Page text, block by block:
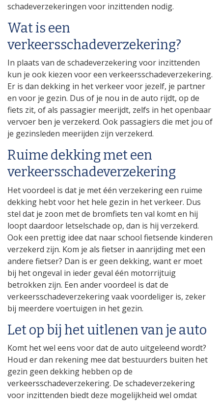
schadeverzekeringen voor inzittenden nodig.
Wat is een
verkeersschadeverzekering?
In plaats van de schadeverzekering voor inzittenden
kun je ook kiezen voor een verkeersschadeverzekering.
Er is dan dekking in het verkeer voor jezelf, je partner
en voor je gezin. Dus of je nou in de auto rijdt, op de
fiets zit, of als passagier meerijdt, zelfs in het openbaar
vervoer ben je verzekerd. Ook passagiers die met jou of
je gezinsleden meerijden zijn verzekerd.
Ruime dekking met een
verkeersschadeverzekering
Het voordeel is dat je met één verzekering een ruime
dekking hebt voor het hele gezin in het verkeer. Dus
stel dat je zoon met de bromfiets ten val komt en hij
loopt daardoor letselschade op, dan is hij verzekerd.
Ook een prettig idee dat naar school fietsende kinderen
verzekerd zijn. Kom je als fietser in aanrijding met een
andere fietser? Dan is er geen dekking, want er moet
bij het ongeval in ieder geval één motorrijtuig
betrokken zijn. Een ander voordeel is dat de
verkeersschadeverzekering vaak voordeliger is, zeker
bij meerdere voertuigen in het gezin.
Let op bij het uitlenen van je auto
Komt het wel eens voor dat de auto uitgeleend wordt?
Houd er dan rekening mee dat bestuurders buiten het
gezin geen dekking hebben op de
verkeersschadeverzekering. De schadeverzekering
voor inzittenden biedt deze mogelijkheid wel omdat